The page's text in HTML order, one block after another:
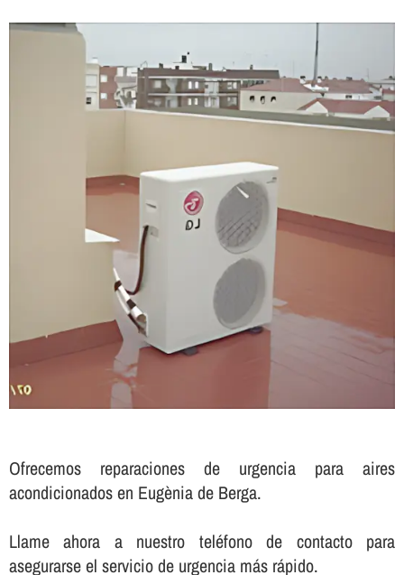
Ofrecemos reparaciones de urgencia para aires
acondicionados en Eugènia de Berga.
Llame ahora a nuestro teléfono de contacto para
asegurarse el servicio de urgencia más rápido.